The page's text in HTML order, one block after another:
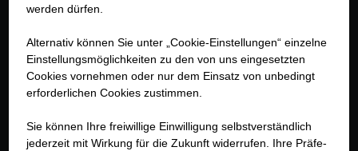
Weitere Links
Impressum
werden dürfen.
Alternativ können Sie unter „Cookie-Einstellungen“ einzelne
Einstellungsmöglichkeiten zu den von uns eingesetzten
Cookies vornehmen oder nur dem Einsatz von unbedingt
erforderlichen Cookies zustimmen.
Sie können Ihre freiwillige Einwilligung selbstverständlich
jederzeit mit Wirkung für die Zukunft widerrufen. Ihre Prä­fe­